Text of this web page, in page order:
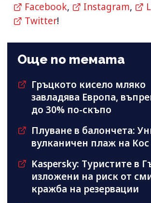
Facebook, Instagram,
Twitter!
Още по темата
Гръцкото кисело мляко
завладява Европа,
до 30% по-скъпо
Плуване в балончета:
вулканичен плаж на Кос
Kaspersky: Туристите в
изложени на риск от
кражба на резервации